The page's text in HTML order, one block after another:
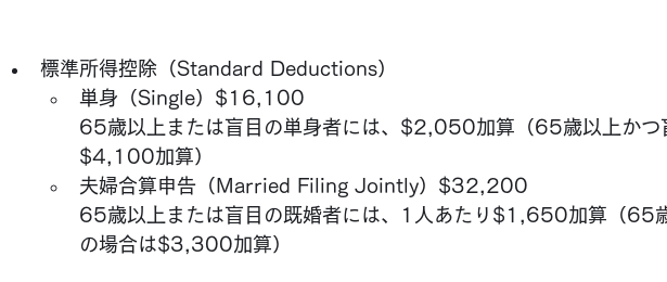
標準所得控除（Standard Deductions）
単身（Single）$16,100
65歳以上または盲目の単身者には、$2,050加算（65歳以上かつ
$4,100加算）
夫婦合算申告（Married Filing Jointly）$32,200
65歳以上または盲目の既婚者には、1人あたり$1,650加算（65
の場合は$3,300加算）